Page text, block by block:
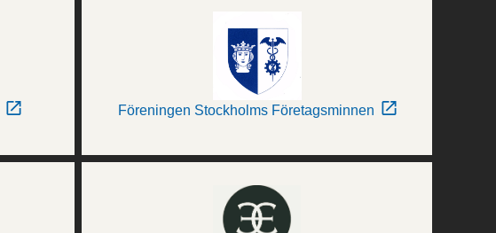
Föreningen Stockholms Företagsminnen